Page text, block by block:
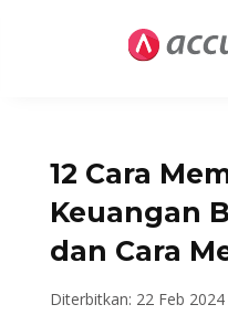
12 Cara
Keuangan
dan Cara
Diterbitkan: 22 Feb